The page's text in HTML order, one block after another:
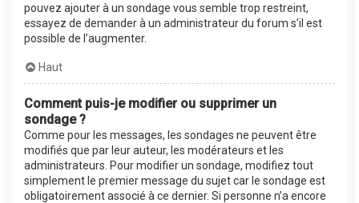
pouvez ajouter à un sondage vous semble trop restreint,
essayez de demander à un administrateur du forum s’il est
possible de l’augmenter.
Haut
Comment puis-je modifier ou supprimer un
sondage ?
Comme pour les messages, les sondages ne peuvent être
modifiés que par leur auteur, les modérateurs et les
administrateurs. Pour modifier un sondage, modifiez tout
simplement le premier message du sujet car le sondage est
obligatoirement associé à ce dernier. Si personne n’a encore